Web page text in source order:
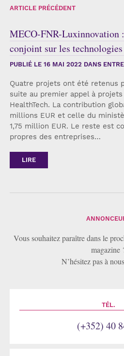
ARTICLE PRÉCÉDENT
MECO-FNR-Luxinnovation
conjoint sur les
PUBLIÉ LE 16 MAI 2022 DANS
Quatre projets ont été retenus
suite au premier appel à
HealthTech. La contribution
millions EUR et celle du
1,75 million EUR. Le reste est
propres des entreprises…
LIRE
Vous souhaitez paraître dans le
magazine
N’hésitez pas à
TÉL.
(+352) 40